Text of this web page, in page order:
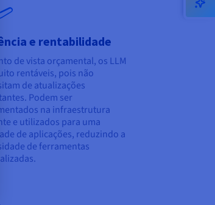
e rentabilidade
de vista orçamental, os LLM
rentáveis, pois não
de atualizações
Podem ser
na infraestrutura
e utilizados para uma
de aplicações, reduzindo a
de ferramentas